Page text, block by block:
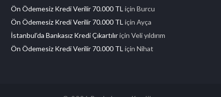
Ön Ödemesiz Kredi Verilir 70.000 TL içinBurcu
Ön Ödemesiz Kredi Verilir 70.000 TL içinAyça
İstanbul’da Bankasız Kredi ÇıkartılıriçinVeli yıldırım
Ön Ödemesiz Kredi Verilir 70.000 TL içinNihat